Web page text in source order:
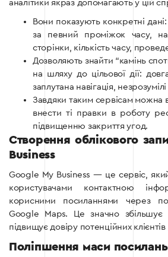
аналітики якраз допомагають у цій
Вони показують конкретні дані:
за певний проміжок часу,
сторінки, кількість часу,
Дозволяють знайти “камінь
на шляху до цільової дії:
заплутана навігація,
Завдяки таким сервісам можна
внести ті правки в роботу
підвищенню закриття угод.
Створення облікового
Business
Google My Business — це сервіс,
користувачами контактною
корисними посиланнями через
Google Maps. Це значно збільшує
підвищує довіру потенційних клієнтів
Поліпшення маси посилань